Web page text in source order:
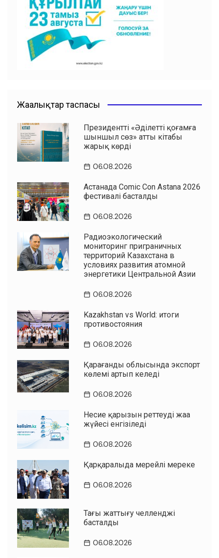
o
o
k
p
p
m
Жаңалықтар таспасы
Президенттің «Әділетті қоғамға
шыншыл сөз» атты кітабы
жарық көрді
06.08.2026
Астанада Comic Con Astana 2026
фестивалі басталды
06.08.2026
Радиоэкологический
мониторинг приграничных
территорий Казахстана в
условиях развития атомной
энергетики Центральной Азии
06.08.2026
Kazakhstan vs World: итоги
противостояния
06.08.2026
Қарағанды облысында экспорт
көлемі артып келеді
06.08.2026
Несие қарызын реттеудің жаңа
жүйесі енгізіледі
06.08.2026
Қарқаралыда мерейлі мереке
06.08.2026
Таңғы жаттығу челленджі
басталды
06.08.2026